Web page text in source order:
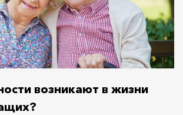
возникают в жизни